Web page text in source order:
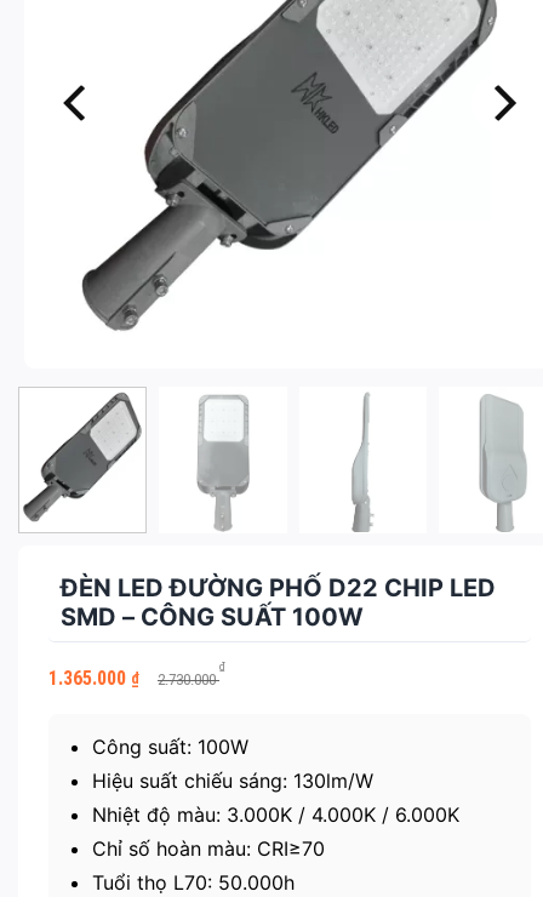
ĐÈN LED ĐƯỜNG PHỐ D22 CHIP LED
SMD – CÔNG SUẤT 100W
2.730.000
₫
Giá
gốc
1.365.000 ₫
Giá
hiện
1.365.000 ₫.
Công suất: 100W
Hiệu suất chiếu sáng: 130lm/W
Nhiệt độ màu: 3.000K / 4.000K / 6.000K
Chỉ số hoàn màu: CRI≥70
Tuổi thọ L70: 50.000h